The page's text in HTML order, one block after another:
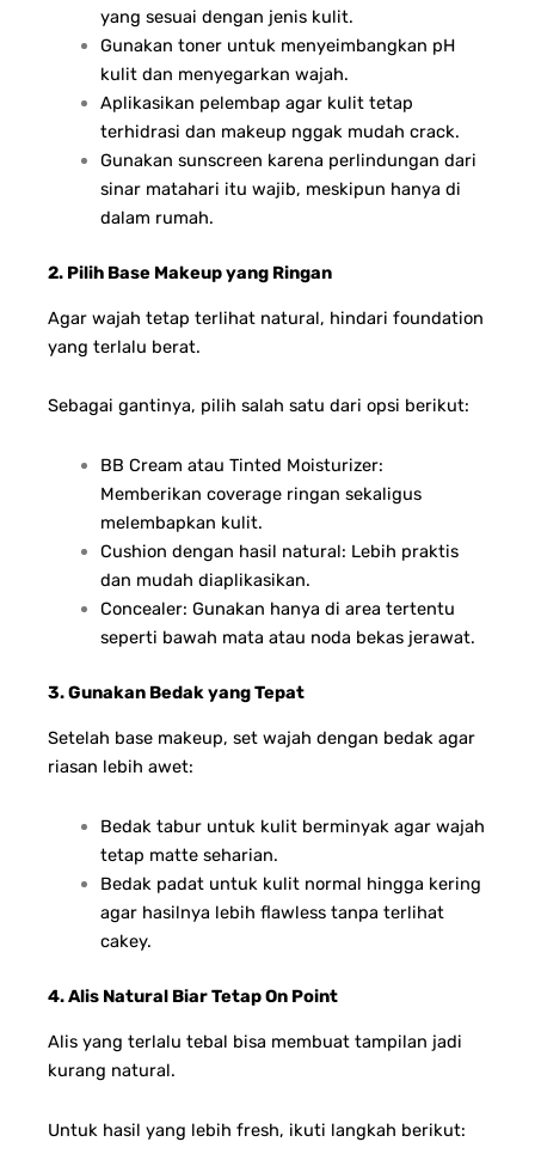
yang sesuai dengan jenis kulit.
Gunakan toner untuk menyeimbangkan pH
kulit dan menyegarkan wajah.
Aplikasikan pelembap agar kulit tetap
terhidrasi dan makeup nggak mudah crack.
Gunakan sunscreen karena perlindungan dari
sinar matahari itu wajib, meskipun hanya di
dalam rumah.
2. Pilih Base Makeup yang Ringan
Agar wajah tetap terlihat natural, hindari foundation
yang terlalu berat.
Sebagai gantinya, pilih salah satu dari opsi berikut:
BB Cream atau Tinted Moisturizer:
Memberikan coverage ringan sekaligus
melembapkan kulit.
Cushion dengan hasil natural: Lebih praktis
dan mudah diaplikasikan.
Concealer: Gunakan hanya di area tertentu
seperti bawah mata atau noda bekas jerawat.
3. Gunakan Bedak yang Tepat
Setelah base makeup, set wajah dengan bedak agar
riasan lebih awet:
Bedak tabur untuk kulit berminyak agar wajah
tetap matte seharian.
Bedak padat untuk kulit normal hingga kering
agar hasilnya lebih flawless tanpa terlihat
cakey.
4. Alis Natural Biar Tetap On Point
Alis yang terlalu tebal bisa membuat tampilan jadi
kurang natural.
Untuk hasil yang lebih fresh, ikuti langkah berikut: